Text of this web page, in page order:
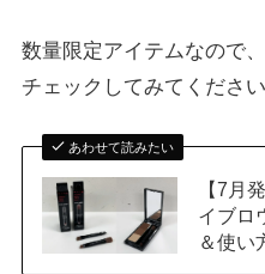
数量限定アイテムなので
チェックしてみてください
あわせて読みたい
【7月
イブロ
＆使い